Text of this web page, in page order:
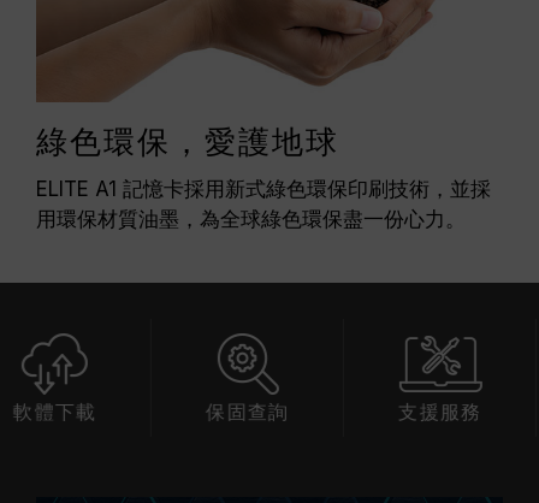
綠色環保，愛護地球
ELITE A1 記憶卡採用新式綠色環保印刷技術，並採
用環保材質油墨，為全球綠色環保盡一份心力。
保固查詢 支援服務